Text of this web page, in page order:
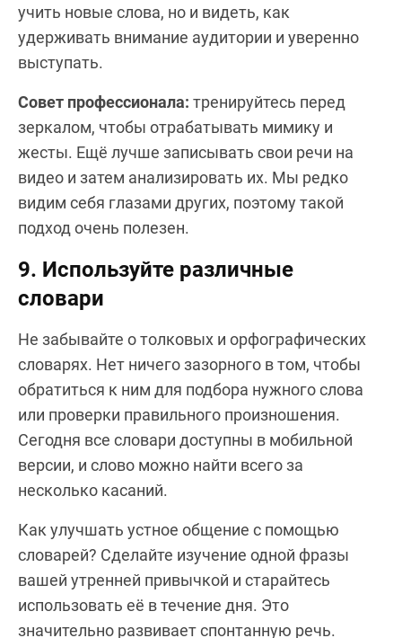
учить новые слова, но и видеть, как
удерживать внимание аудитории и уверенно
выступать.
Совет профессионала: тренируйтесь перед
зеркалом, чтобы отрабатывать мимику и
жесты. Ещё лучше записывать свои речи на
видео и затем анализировать их. Мы редко
видим себя глазами других, поэтому такой
подход очень полезен.
9. Используйте различные
словари
Не забывайте о толковых и орфографических
словарях. Нет ничего зазорного в том, чтобы
обратиться к ним для подбора нужного слова
или проверки правильного произношения.
Сегодня все словари доступны в мобильной
версии, и слово можно найти всего за
несколько касаний.
Как улучшать устное общение с помощью
словарей? Сделайте изучение одной фразы
вашей утренней привычкой и старайтесь
использовать её в течение дня. Это
значительно развивает спонтанную речь.